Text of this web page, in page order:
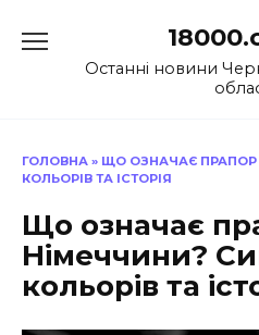
до
Останні новини
ГОЛОВНА » ЩО ОЗНАЧАЄ ПРАПОР
КОЛЬОРІВ ТА ІСТОРІЯ
Що означає
Німеччини?
кольорів та